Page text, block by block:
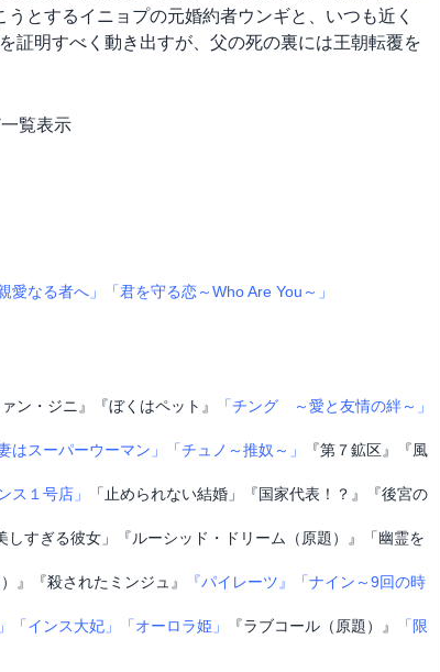
とするイニョプの元婚約者ウンギと、いつも近く
証明すべく動き出すが、父の死の裏には王朝転覆を
覧表示
親愛なる者へ」 「君を守る恋～Who Are You～」
ァン・ジニ』『ぼくはペット』
「チング ～愛と友情の絆～」
はスーパーウーマン」 「チュノ～推奴～」
『第７鉱区』『風
ス１号店」
「止められない結婚」『国家代表！？』『後宮の
すぎる彼女」『ルーシッド・ドリーム（原題）』「幽霊を
』『殺されたミンジュ』 『パイレーツ』
「ナイン～9回の時
「インス大妃」 「オーロラ姫」 『ラブコール（原題）』
「限